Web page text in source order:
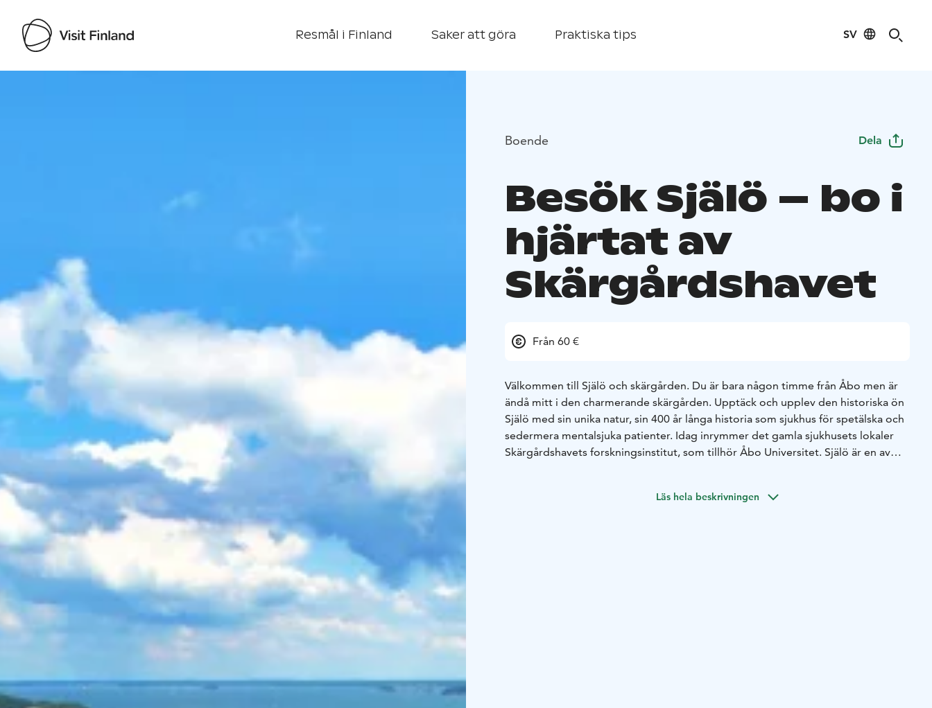
Resmål i Finland Saker att göra Praktiska tips SV
Boende Dela
Besök Själö – bo i
hjärtat av
Skärgårdshavet
Från 60 €
Välkommen till Själö och skärgården. Du är bara någon timme från Åbo men är
ändå mitt i den charmerande skärgården. Upptäck och upplev den historiska ön
Själö med sin unika natur, sin 400 år långa historia som sjukhus för spetälska och
sedermera mentalsjuka patienter. Idag inrymmer det gamla sjukhusets lokaler
Skärgårdshavets forskningsinstitut, som tillhör Åbo Universitet. Själö är en av
Läs hela beskrivningen